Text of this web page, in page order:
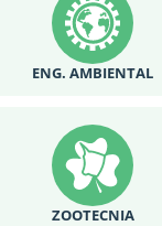
ENG. AMBIENTAL
ZOOTECNIA